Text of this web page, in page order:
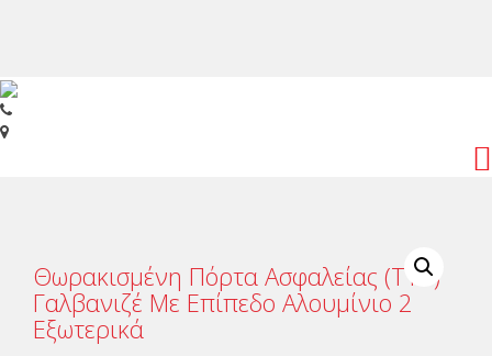
Θωρακισμένη Πόρτα Ασφαλείας (T18)
Γαλβανιζέ Με Επίπεδο Αλουμίνιο 2
Εξωτερικά